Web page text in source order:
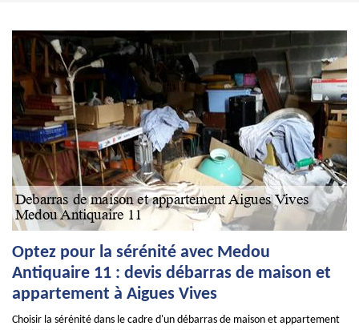
Optez pour la sérénité avec Medou
Antiquaire 11 : devis débarras de maison et
appartement à Aigues Vives
Choisir la sérénité dans le cadre d'un débarras de maison et appartement